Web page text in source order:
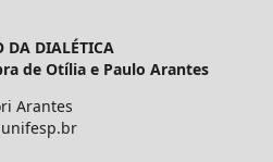
DA DIALÉTICA
de Otília e Paulo Arantes
Arantes